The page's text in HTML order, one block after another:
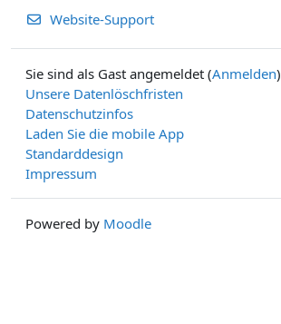
Website-Support
Sie sind als Gast angemeldet (Anmelden)
Unsere Datenlöschfristen
Datenschutzinfos
Laden Sie die mobile App
Standarddesign
Impressum
Powered by Moodle